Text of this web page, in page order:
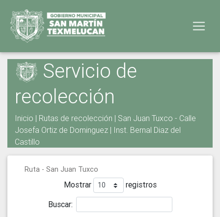
Servicio de
recolección
Inicio | Rutas de recolección | San Juan Tuxco - Calle
Josefa Ortiz de Dominguez | Inst. Bernal Diaz del
Castillo
Ruta - San Juan Tuxco
Mostrar
registros
Buscar: